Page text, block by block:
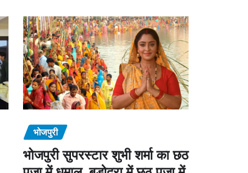
भोजपुरी
भोजपुरी सुपरस्टार शुभी शर्मा का छठ